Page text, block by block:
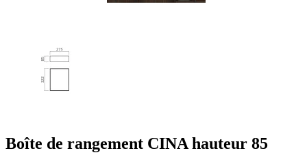
Boîte de rangement CINA hauteur 85